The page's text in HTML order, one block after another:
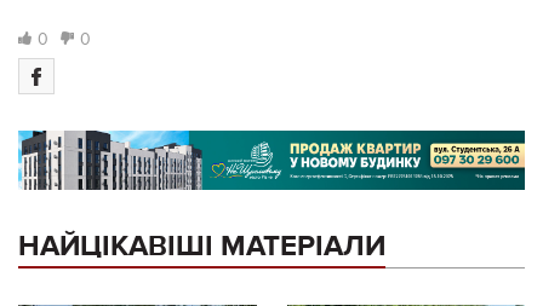
0 0
НАЙЦІКАВІШІ МАТЕРІАЛИ